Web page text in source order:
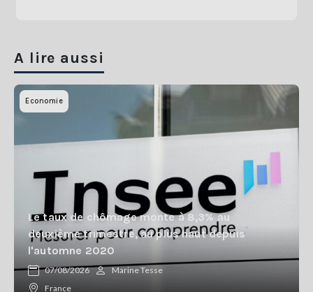
A lire aussi
Economie
Le taux de chômage monte à 8,3% au
deuxième trimestre, au plus haut depuis
l'automne 2020
07/08/2026
Marine Tesse
France